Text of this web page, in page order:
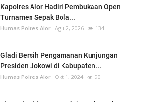
Kapolres Alor Hadiri Pembukaan Open
Turnamen Sepak Bola...
Humas Polres Alor Agu 2, 2026 134
Gladi Bersih Pengamanan Kunjungan
Presiden Jokowi di Kabupaten...
Humas Polres Alor Okt 1, 2024 90